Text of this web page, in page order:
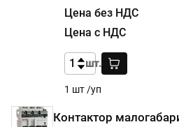
1 шт /уп
шт.
Контактор